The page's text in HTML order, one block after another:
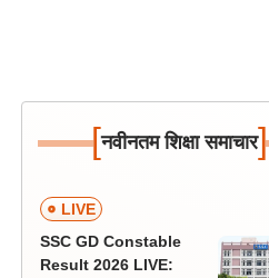
[नवीनतम शिक्षा समाचार]
LIVE
SSC GD Constable
Result 2026 LIVE: